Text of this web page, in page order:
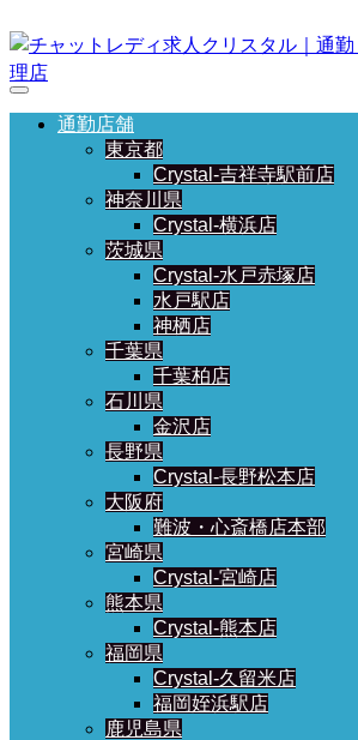
通勤店舗
東京都
Crystal-吉祥寺駅前店
神奈川県
Crystal-横浜店
茨城県
Crystal-水戸赤塚店
水戸駅店
神栖店
千葉県
千葉柏店
石川県
金沢店
長野県
Crystal-長野松本店
大阪府
難波・心斎橋店本部
宮崎県
Crystal-宮崎店
熊本県
Crystal-熊本店
福岡県
Crystal-久留米店
福岡姪浜駅店
鹿児島県